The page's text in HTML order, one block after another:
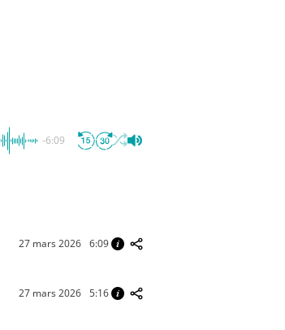
-6:09
27 mars 2026 6:09
27 mars 2026 5:16